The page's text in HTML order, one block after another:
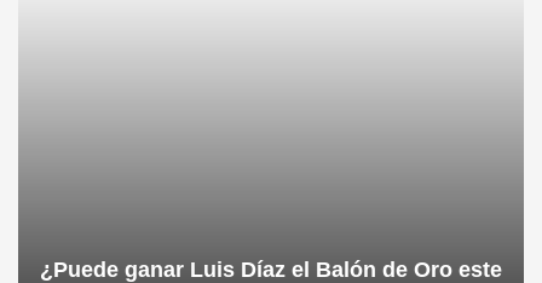
¿Puede ganar Luis Díaz el Balón de Oro este